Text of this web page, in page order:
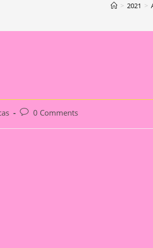
> 2021 >
Post0 Comments